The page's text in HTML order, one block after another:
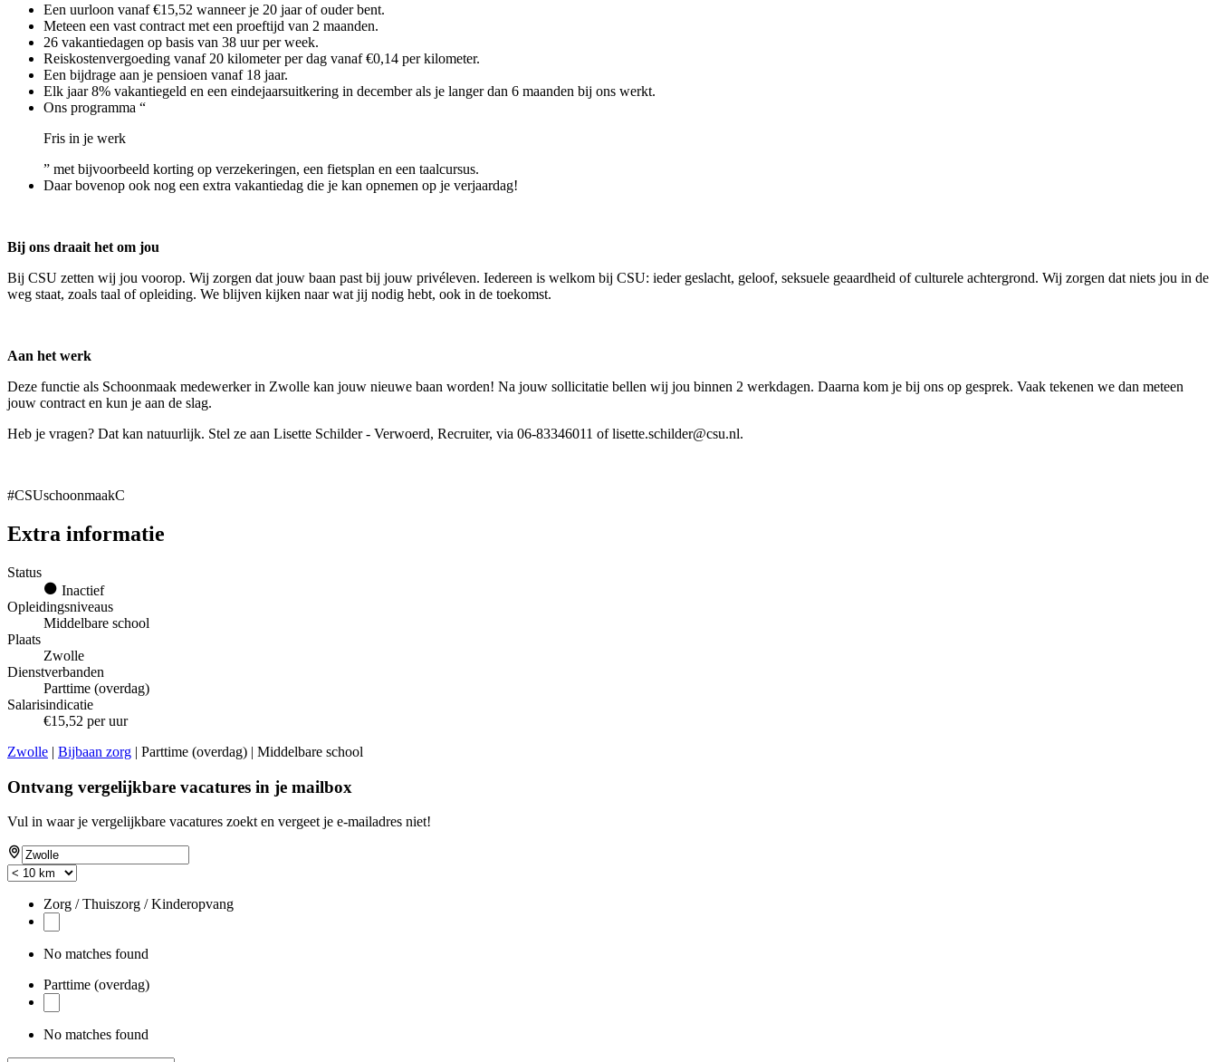
Een uurloon vanaf €15,52 wanneer je 20 jaar of ouder bent.
Meteen een vast contract met een proeftijd van 2 maanden.
26 vakantiedagen op basis van 38 uur per week.
Reiskostenvergoeding vanaf 20 kilometer per dag vanaf €0,14 per kilometer.
Een bijdrage aan je pensioen vanaf 18 jaar.
Elk jaar 8% vakantiegeld en een eindejaarsuitkering in december als je langer dan 6 maanden bij ons werkt.
Ons programma “
Fris in je werk
” met bijvoorbeeld korting op verzekeringen, een fietsplan en een taalcursus.
Daar bovenop ook nog een extra vakantiedag die je kan opnemen op je verjaardag!
Bij ons draait het om jou
Bij CSU zetten wij jou voorop. Wij zorgen dat jouw baan past bij jouw privéleven. Iedereen is welkom bij CSU: ieder geslacht, geloof, seksuele geaardheid of culturele achtergrond. Wij zorgen dat niets jou in de
weg staat, zoals taal of opleiding. We blijven kijken naar wat jij nodig hebt, ook in de toekomst.
Aan het werk
Deze functie als Schoonmaak medewerker in Zwolle kan jouw nieuwe baan worden! Na jouw sollicitatie bellen wij jou binnen 2 werkdagen. Daarna kom je bij ons op gesprek. Vaak tekenen we dan meteen
jouw contract en kun je aan de slag.
Heb je vragen? Dat kan natuurlijk. Stel ze aan Lisette Schilder - Verwoerd, Recruiter, via 06-83346011 of lisette.schilder@csu.nl.
#CSUschoonmaakC
Extra informatie
Status
Inactief
Opleidingsniveaus
Middelbare school
Plaats
Zwolle
Dienstverbanden
Parttime (overdag)
Salarisindicatie
€15,52 per uur
Zwolle | Bijbaan zorg | Parttime (overdag) | Middelbare school
Ontvang vergelijkbare vacatures in je mailbox
Vul in waar je vergelijkbare vacatures zoekt en vergeet je e-mailadres niet!
Zorg / Thuiszorg / Kinderopvang
No matches found
Parttime (overdag)
No matches found